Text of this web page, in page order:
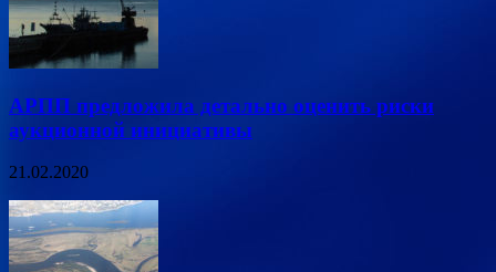
АРПП предложила детально оценить риски
аукционной инициативы
21.02.2020